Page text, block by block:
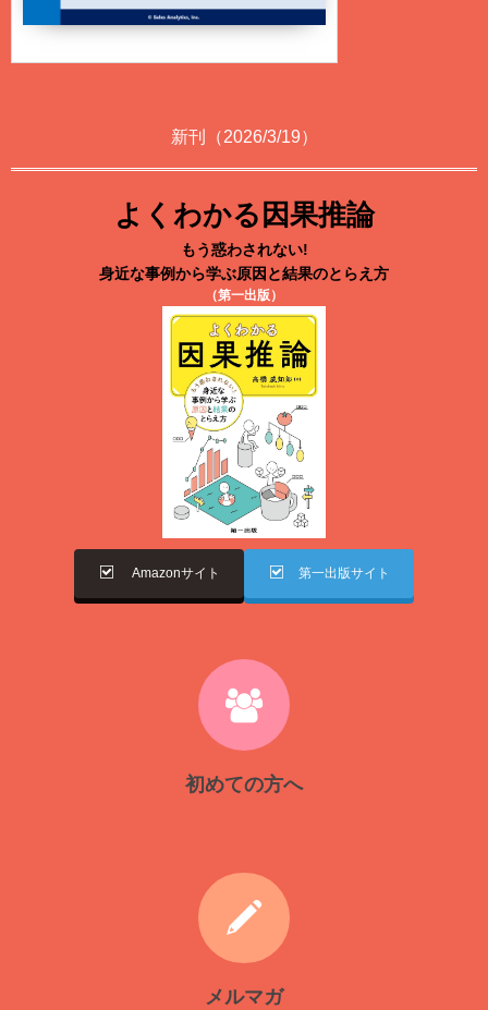
新刊（2026/3/19）
よくわかる因果推論
もう惑わされない!
身近な事例から学ぶ原因と結果のとらえ方
（第一出版）
Amazonサイト 第一出版サイト
初めての方へ
メルマガ